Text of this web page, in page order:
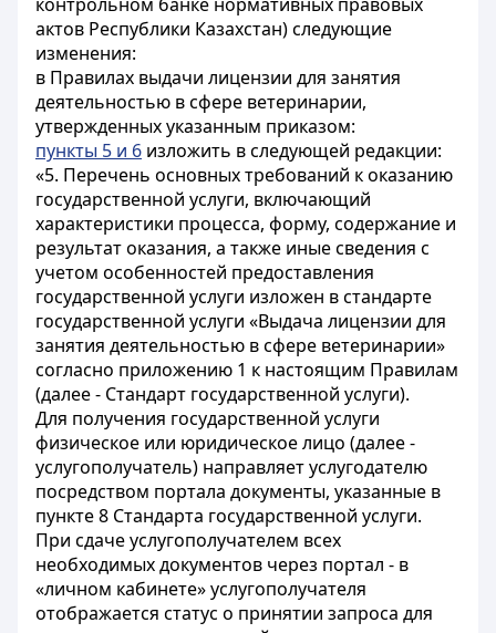
актов Республики Казахстан) следующие
изменения:
в Правилах выдачи лицензии для занятия
деятельностью в сфере ветеринарии,
утвержденных указанным приказом:
пункты 5 и 6 изложить в следующей редакции:
«5. Перечень основных требований к оказанию
государственной услуги, включающий
характеристики процесса, форму, содержание и
результат оказания, а также иные сведения с
учетом особенностей предоставления
государственной услуги изложен в стандарте
государственной услуги «Выдача лицензии для
занятия деятельностью в сфере ветеринарии»
согласно приложению 1 к настоящим Правилам
(далее - Стандарт государственной услуги).
Для получения государственной услуги
физическое или юридическое лицо (далее -
услугополучатель) направляет услугодателю
посредством портала документы, указанные в
пункте 8 Стандарта государственной услуги.
При сдаче услугополучателем всех
необходимых документов через портал - в
«личном кабинете» услугополучателя
отображается статус о принятии запроса для